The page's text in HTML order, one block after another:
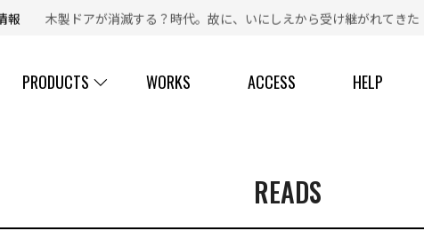
報
木製ドアが消滅する？時代。故に、いにしえから受け継がれてきた
PRODUCTS WORKS ACCESS HELP
READS